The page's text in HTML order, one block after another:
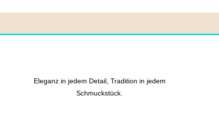
Eleganz in jedem Detail, Tradition in jedem
Schmuckstück.